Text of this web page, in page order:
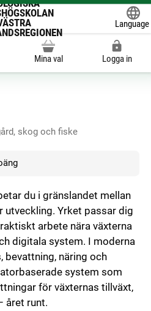
Language
Mina val Logga in
skog och fiske
du i gränslandet mellan
utveckling. Yrket passar dig
arbete nära växterna
digitala system. I moderna
bevattning, näring och
system som
för växternas tillväxt,
året runt.